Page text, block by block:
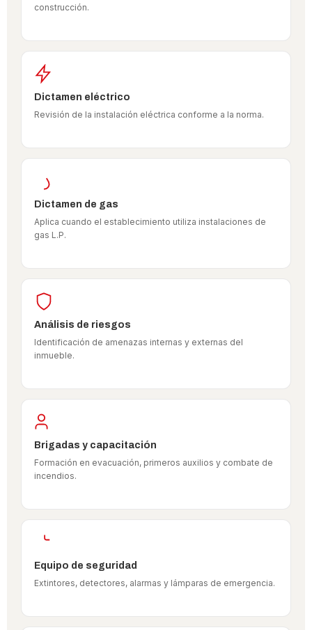
construcción.
Dictamen eléctrico
Revisión de la instalación eléctrica conforme a la norma.
Dictamen de gas
Aplica cuando el establecimiento utiliza instalaciones de
gas L.P.
Análisis de riesgos
Identificación de amenazas internas y externas del
inmueble.
Brigadas y capacitación
Formación en evacuación, primeros auxilios y combate de
incendios.
Equipo de seguridad
Extintores, detectores, alarmas y lámparas de emergencia.